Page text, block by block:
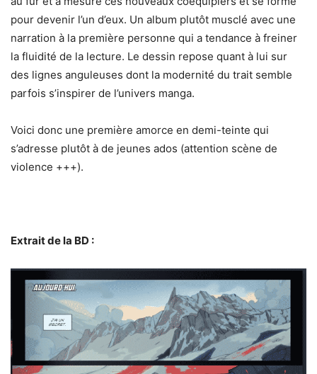
pour devenir l’un d’eux. Un album plutôt musclé avec une
narration à la première personne qui a tendance à freiner
la fluidité de la lecture. Le dessin repose quant à lui sur
des lignes anguleuses dont la modernité du trait semble
parfois s’inspirer de l’univers manga.
Voici donc une première amorce en demi-teinte qui
s’adresse plutôt à de jeunes ados (attention scène de
violence +++).
Extrait de la BD :